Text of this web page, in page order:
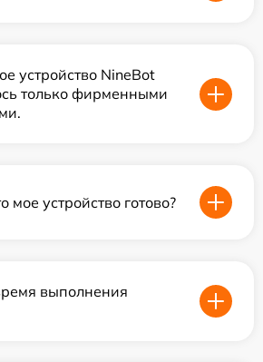
устройство NineBot
только фирменными
мое устройство готово?
выполнения